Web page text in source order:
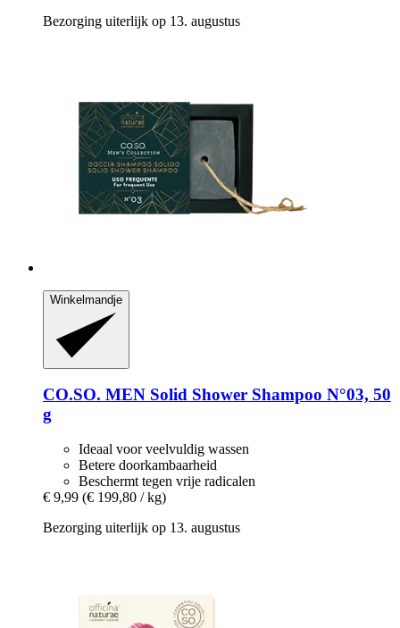
Bezorging uiterlijk op 13. augustus
Winkelmandje
CO.SO. MEN Solid Shower Shampoo N°03, 50
g
Ideaal voor veelvuldig wassen
Betere doorkambaarheid
Beschermt tegen vrije radicalen
€ 9,99 (€ 199,80 / kg)
Bezorging uiterlijk op 13. augustus